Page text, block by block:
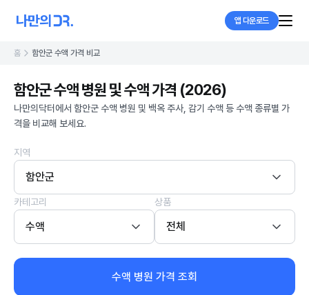
앱 다운로드
홈 함안군 수액 가격 비교
함안군 수액 병원 및 수액 가격 (2026)
나만의닥터에서 함안군 수액 병원 및 백옥 주사, 감기 수액 등 수액 종류별 가
격을 비교해 보세요.
지역
함안군
카테고리
수액
상품
전체
수액 병원 가격 조회